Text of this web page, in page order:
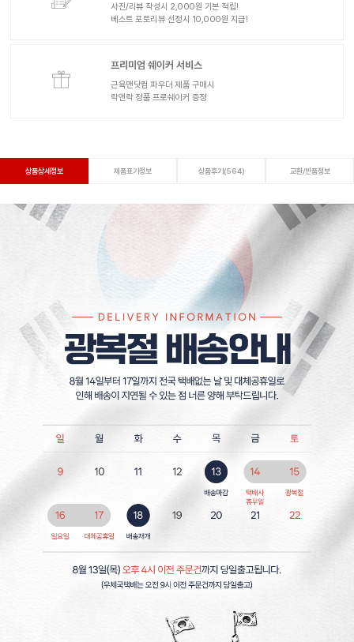
사진/리뷰 작성시 2,000원 기본 적립!
베스트 포토리뷰 선정시 10,000원 지급!
프리미엄 쉐이커 서비스
근육맨닷컴 파우더 제품 구매시
락앤락 정품 프로쉐이커 증정
상품상세정보 제품표기정보 상품후기(564) 교환/반품정보